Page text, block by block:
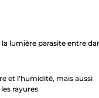
lumière parasite entre
et l'humidité, mais aussi
rayures